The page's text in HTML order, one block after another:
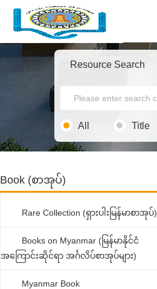
Resource Search
All Title
Book (စာအုပ်)
Rare Collection (ရှားပါးမြန်မာစာအုပ်)
Books on Myanmar (မြန်မာနိုင်ငံ
အကြောင်းဆိုင်ရာ အင်္ဂလိပ်စာအုပ်များ)
Myanmar Book